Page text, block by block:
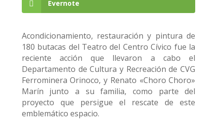
Evernote
Acondicionamiento, restauración y pintura de
180 butacas del Teatro del Centro Cívico fue la
reciente acción que llevaron a cabo el
Departamento de Cultura y Recreación de CVG
Ferrominera Orinoco, y Renato «Choro Choro»
Marín junto a su familia, como parte del
proyecto que persigue el rescate de este
emblemático espacio.